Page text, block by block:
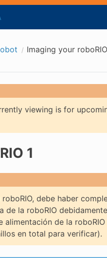
Imaging your
viewing is for
1
debe haber
de la roboRIO
alimentación de la
en total para verificar).